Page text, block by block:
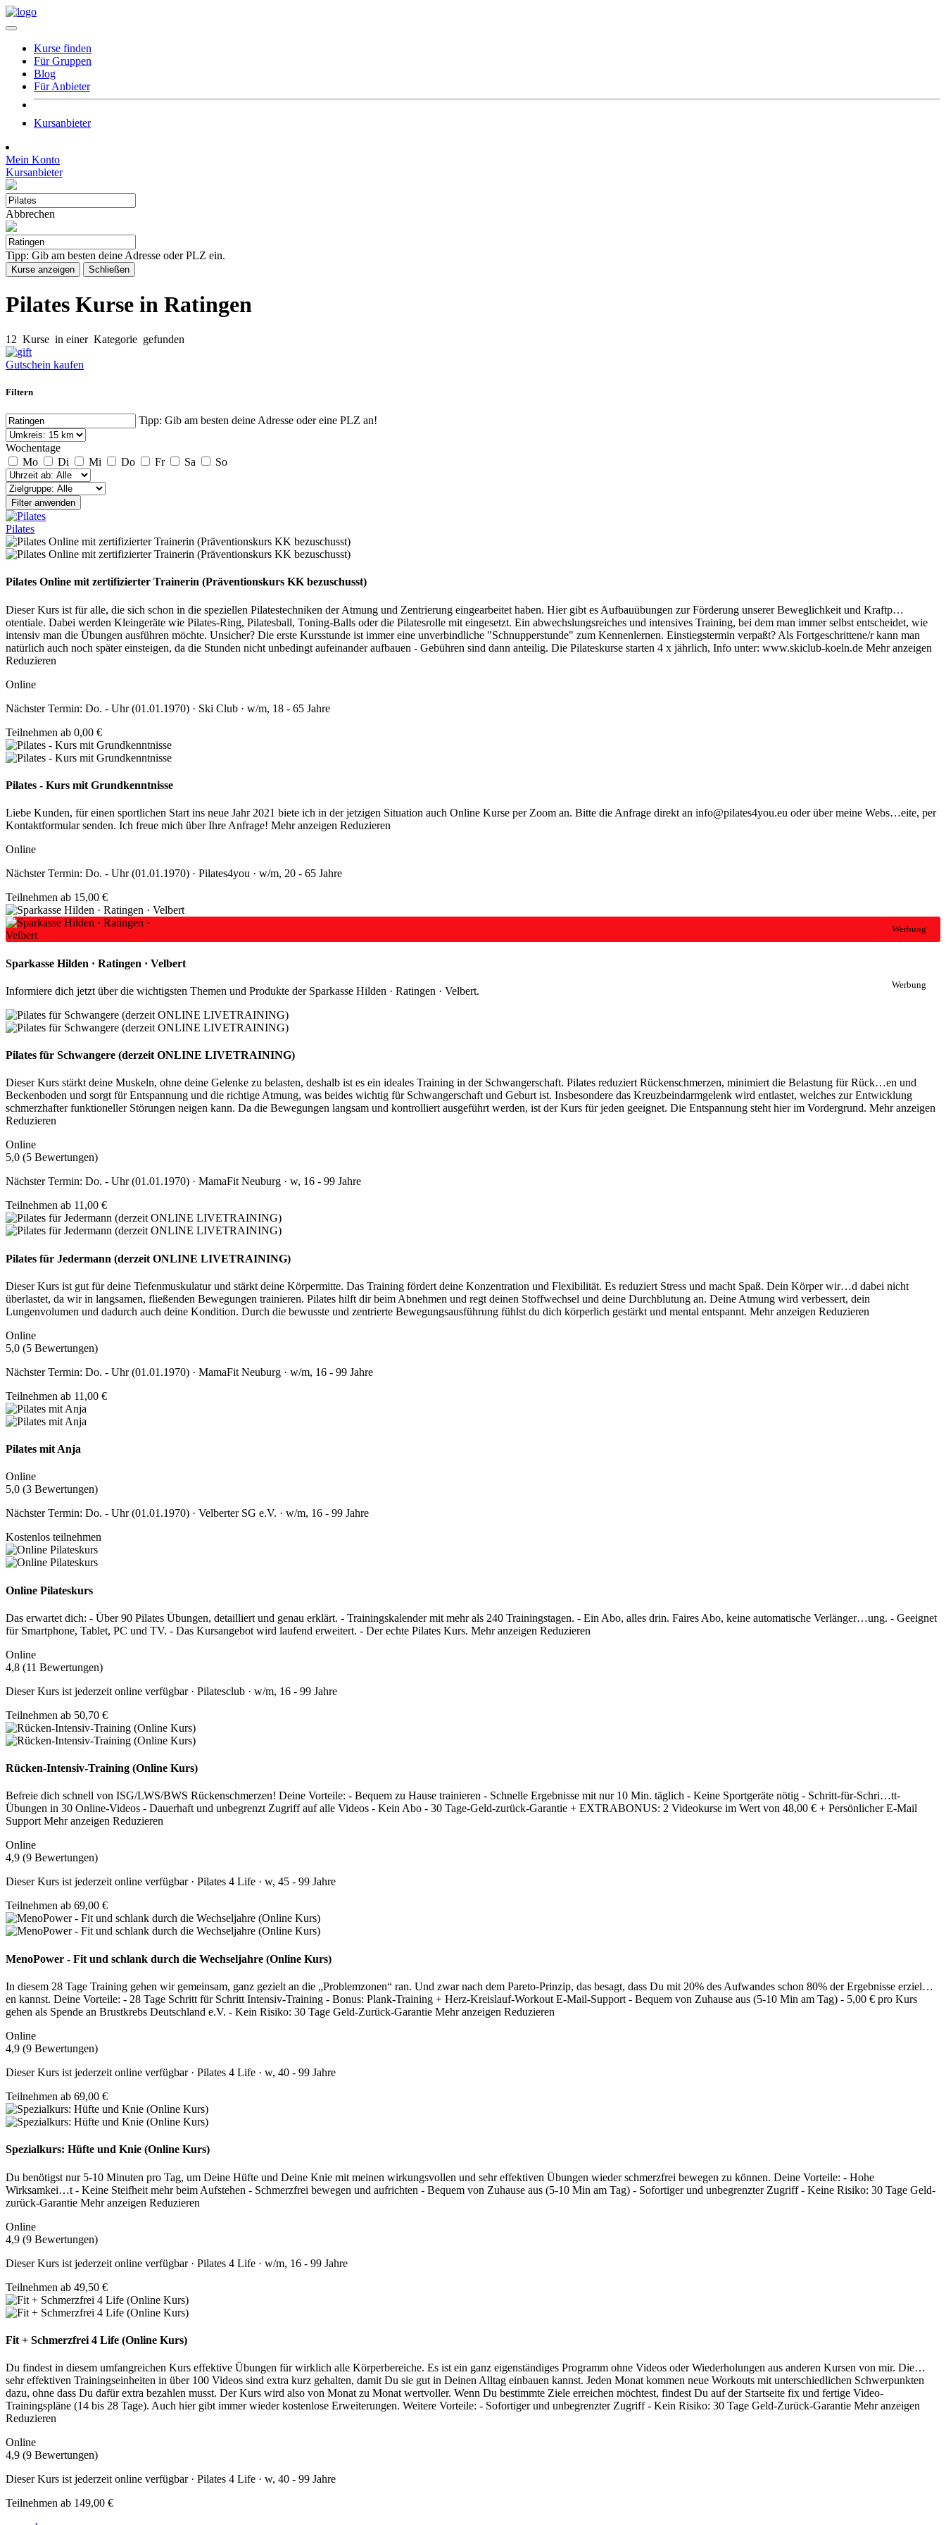
Kurse finden
Für Gruppen
Blog
Für Anbieter
Kursanbieter
Mein Konto
Kursanbieter
Abbrechen
Tipp: Gib am besten deine Adresse oder PLZ ein.
Kurse anzeigen Schließen
Pilates Kurse in Ratingen
12 Kurse in einer Kategorie gefunden
Gutschein kaufen
Filtern
Tipp: Gib am besten deine Adresse oder eine PLZ an!
Wochentage
Mo
Di Mi Do Fr Sa So
Filter anwenden
Pilates
Pilates Online mit zertifizierter Trainerin (Präventionskurs KK bezuschusst)
Dieser Kurs ist für alle, die sich schon in die speziellen Pilatestechniken der Atmung und Zentrierung eingearbeitet haben. Hier gibt es Aufbauübungen zur Förderung unserer Beweglichkeit und Kraftp…
otentiale. Dabei werden Kleingeräte wie Pilates-Ring, Pilatesball, Toning-Balls oder die Pilatesrolle mit eingesetzt. Ein abwechslungsreiches und intensives Training, bei dem man immer selbst entscheidet, wie
intensiv man die Übungen ausführen möchte. Unsicher? Die erste Kursstunde ist immer eine unverbindliche "Schnupperstunde" zum Kennenlernen. Einstiegstermin verpaßt? Als Fortgeschrittene/r kann man
natürlich auch noch später einsteigen, da die Stunden nicht unbedingt aufeinander aufbauen - Gebühren sind dann anteilig. Die Pilateskurse starten 4 x jährlich, Info unter: www.skiclub-koeln.de Mehr anzeigen
Reduzieren
Online
Nächster Termin: Do. - Uhr (01.01.1970) · Ski Club · w/m, 18 - 65 Jahre
Teilnehmen ab 0,00 €
Pilates - Kurs mit Grundkenntnisse
Liebe Kunden, für einen sportlichen Start ins neue Jahr 2021 biete ich in der jetzigen Situation auch Online Kurse per Zoom an. Bitte die Anfrage direkt an info@pilates4you.eu oder über meine Webs…eite, per
Kontaktformular senden. Ich freue mich über Ihre Anfrage! Mehr anzeigen Reduzieren
Online
Nächster Termin: Do. - Uhr (01.01.1970) · Pilates4you · w/m, 20 - 65 Jahre
Teilnehmen ab 15,00 €
Sparkasse Hilden · Ratingen · Velbert
Informiere dich jetzt über die wichtigsten Themen und Produkte der Sparkasse Hilden · Ratingen · Velbert.
Werbung
Werbung
Pilates für Schwangere (derzeit ONLINE LIVETRAINING)
Dieser Kurs stärkt deine Muskeln, ohne deine Gelenke zu belasten, deshalb ist es ein ideales Training in der Schwangerschaft. Pilates reduziert Rückenschmerzen, minimiert die Belastung für Rück…en und
Beckenboden und sorgt für Entspannung und die richtige Atmung, was beides wichtig für Schwangerschaft und Geburt ist. Insbesondere das Kreuzbeindarmgelenk wird entlastet, welches zur Entwicklung
schmerzhafter funktioneller Störungen neigen kann. Da die Bewegungen langsam und kontrolliert ausgeführt werden, ist der Kurs für jeden geeignet. Die Entspannung steht hier im Vordergrund. Mehr anzeigen
Reduzieren
Online
5,0 (5 Bewertungen)
Nächster Termin: Do. - Uhr (01.01.1970) · MamaFit Neuburg · w, 16 - 99 Jahre
Teilnehmen ab 11,00 €
Pilates für Jedermann (derzeit ONLINE LIVETRAINING)
Dieser Kurs ist gut für deine Tiefenmuskulatur und stärkt deine Körpermitte. Das Training fördert deine Konzentration und Flexibilität. Es reduziert Stress und macht Spaß. Dein Körper wir…d dabei nicht
überlastet, da wir in langsamen, fließenden Bewegungen trainieren. Pilates hilft dir beim Abnehmen und regt deinen Stoffwechsel und deine Durchblutung an. Deine Atmung wird verbessert, dein
Lungenvolumen und dadurch auch deine Kondition. Durch die bewusste und zentrierte Bewegungsausführung fühlst du dich körperlich gestärkt und mental entspannt. Mehr anzeigen Reduzieren
Online
5,0 (5 Bewertungen)
Nächster Termin: Do. - Uhr (01.01.1970) · MamaFit Neuburg · w/m, 16 - 99 Jahre
Teilnehmen ab 11,00 €
Pilates mit Anja
Online
5,0 (3 Bewertungen)
Nächster Termin: Do. - Uhr (01.01.1970) · Velberter SG e.V. · w/m, 16 - 99 Jahre
Kostenlos teilnehmen
Online Pilateskurs
Das erwartet dich: - Über 90 Pilates Übungen, detailliert und genau erklärt. - Trainingskalender mit mehr als 240 Trainingstagen. - Ein Abo, alles drin. Faires Abo, keine automatische Verlänger…ung. - Geeignet
für Smartphone, Tablet, PC und TV. - Das Kursangebot wird laufend erweitert. - Der echte Pilates Kurs. Mehr anzeigen Reduzieren
Online
4,8 (11 Bewertungen)
Dieser Kurs ist jederzeit online verfügbar · Pilatesclub · w/m, 16 - 99 Jahre
Teilnehmen ab 50,70 €
Rücken-Intensiv-Training (Online Kurs)
Befreie dich schnell von ISG/LWS/BWS Rückenschmerzen! Deine Vorteile: - Bequem zu Hause trainieren - Schnelle Ergebnisse mit nur 10 Min. täglich - Keine Sportgeräte nötig - Schritt-für-Schri…tt-
Übungen in 30 Online-Videos - Dauerhaft und unbegrenzt Zugriff auf alle Videos - Kein Abo - 30 Tage-Geld-zurück-Garantie + EXTRABONUS: 2 Videokurse im Wert von 48,00 € + Persönlicher E-Mail
SupportMehr anzeigen Reduzieren
Online
4,9 (9 Bewertungen)
Dieser Kurs ist jederzeit online verfügbar · Pilates 4 Life · w, 45 - 99 Jahre
Teilnehmen ab 69,00 €
MenoPower - Fit und schlank durch die Wechseljahre (Online Kurs)
In diesem 28 Tage Training gehen wir gemeinsam, ganz gezielt an die „Problemzonen“ ran. Und zwar nach dem Pareto-Prinzip, das besagt, dass Du mit 20% des Aufwandes schon 80% der Ergebnisse erziel…
en kannst. Deine Vorteile: - 28 Tage Schritt für Schritt Intensiv-Training - Bonus: Plank-Training + Herz-Kreislauf-Workout E-Mail-Support - Bequem von Zuhause aus (5-10 Min am Tag) - 5,00 € pro Kurs
gehen als Spende an Brustkrebs Deutschland e.V. - Kein Risiko: 30 Tage Geld-Zurück-Garantie Mehr anzeigen Reduzieren
Online
4,9 (9 Bewertungen)
Dieser Kurs ist jederzeit online verfügbar · Pilates 4 Life · w, 40 - 99 Jahre
Teilnehmen ab 69,00 €
Spezialkurs: Hüfte und Knie (Online Kurs)
Du benötigst nur 5-10 Minuten pro Tag, um Deine Hüfte und Deine Knie mit meinen wirkungsvollen und sehr effektiven Übungen wieder schmerzfrei bewegen zu können. Deine Vorteile: - Hohe
Wirksamkei…t - Keine Steifheit mehr beim Aufstehen - Schmerzfrei bewegen und aufrichten - Bequem von Zuhause aus (5-10 Min am Tag) - Sofortiger und unbegrenzter Zugriff - Keine Risiko: 30 Tage Geld-
zurück-Garantie Mehr anzeigen Reduzieren
Online
4,9 (9 Bewertungen)
Dieser Kurs ist jederzeit online verfügbar · Pilates 4 Life · w/m, 16 - 99 Jahre
Teilnehmen ab 49,50 €
Fit + Schmerzfrei 4 Life (Online Kurs)
Du findest in diesem umfangreichen Kurs effektive Übungen für wirklich alle Körperbereiche. Es ist ein ganz eigenständiges Programm ohne Videos oder Wiederholungen aus anderen Kursen von mir. Die…
sehr effektiven Trainingseinheiten in über 100 Videos sind extra kurz gehalten, damit Du sie gut in Deinen Alltag einbauen kannst. Jeden Monat kommen neue Workouts mit unterschiedlichen Schwerpunkten
dazu, ohne dass Du dafür extra bezahlen musst. Der Kurs wird also von Monat zu Monat wertvoller. Wenn Du bestimmte Ziele erreichen möchtest, findest Du auf der Startseite fix und fertige Video-
Trainingspläne (14 bis 28 Tage). Auch hier gibt immer wieder kostenlose Erweiterungen. Weitere Vorteile: - Sofortiger und unbegrenzter Zugriff - Kein Risiko: 30 Tage Geld-Zurück-Garantie Mehr anzeigen
Reduzieren
Online
4,9 (9 Bewertungen)
Dieser Kurs ist jederzeit online verfügbar · Pilates 4 Life · w, 40 - 99 Jahre
Teilnehmen ab 149,00 €